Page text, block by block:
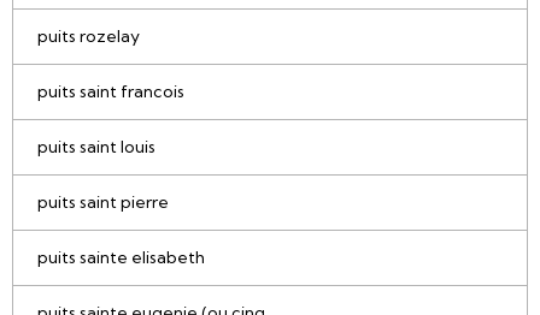
puits rozelay
puits saint francois
puits saint louis
puits saint pierre
puits sainte elisabeth